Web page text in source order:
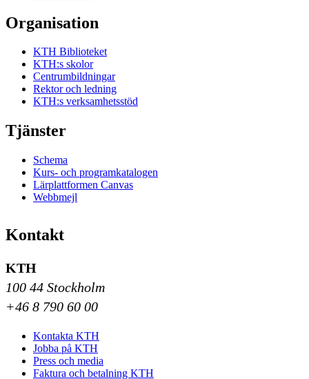
Organisation
KTH Biblioteket
KTH:s skolor
Centrumbildningar
Rektor och ledning
KTH:s verksamhetsstöd
Tjänster
Schema
Kurs- och programkatalogen
Lärplattformen Canvas
Webbmejl
Kontakt
KTH
100 44 Stockholm
+46 8 790 60 00
Kontakta KTH
Jobba på KTH
Press och media
Faktura och betalning KTH